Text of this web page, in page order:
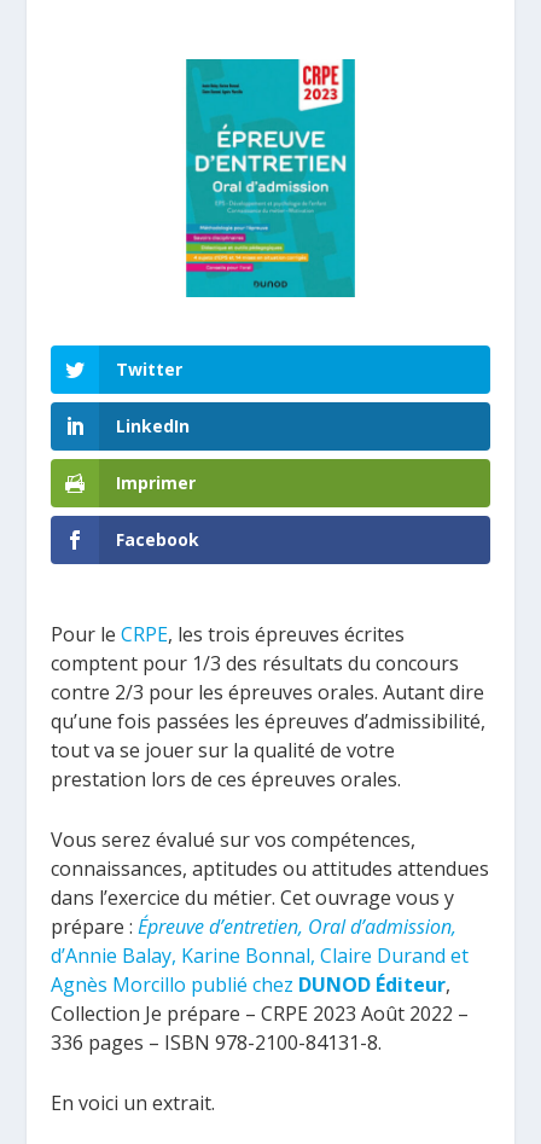
Twitter
LinkedIn
Imprimer
Facebook
Pour leCRPE, les trois épreuves écrites
comptent pour 1/3 des résultats du concours
contre 2/3 pour les épreuves orales. Autant dire
qu’une fois passées les épreuves d’admissibilité,
tout va se jouer sur la qualité de votre
prestation lors de ces épreuves orales.
Vous serez évalué sur vos compétences,
connaissances, aptitudes ou attitudes attendues
dans l’exercice du métier. Cet ouvrage vous y
prépare :Épreuve d’entretien, Oral d’admission,
d’Annie Balay, Karine Bonnal, Claire Durand et
Agnès Morcillo publié chez DUNOD Éditeur,
Collection Je prépare – CRPE 2023 Août 2022 –
336 pages – ISBN 978-2100-84131-8.
En voici un extrait.